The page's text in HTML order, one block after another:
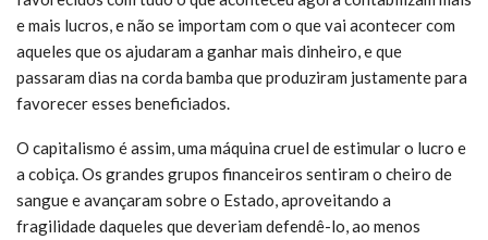
e mais lucros, e não se importam com o que vai acontecer com
aqueles que os ajudaram a ganhar mais dinheiro, e que
passaram dias na corda bamba que produziram justamente para
favorecer esses beneficiados.
O capitalismo é assim, uma máquina cruel de estimular o lucro e
a cobiça. Os grandes grupos financeiros sentiram o cheiro de
sangue e avançaram sobre o Estado, aproveitando a
fragilidade daqueles que deveriam defendê-lo, ao menos